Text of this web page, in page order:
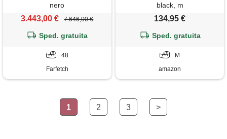
nero
3.443,00 € 7.646,00 €
Sped. gratuita
48
Farfetch
black, m
134,95 €
Sped. gratuita
M
amazon
1 2 3 >